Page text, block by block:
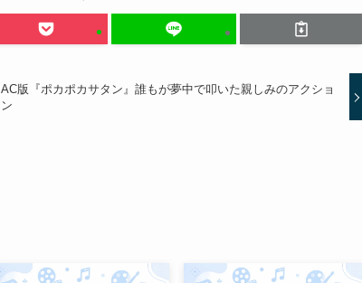
AC版『ポカポカサタン』誰もが夢中で叩いた親しみのアクショ
ン